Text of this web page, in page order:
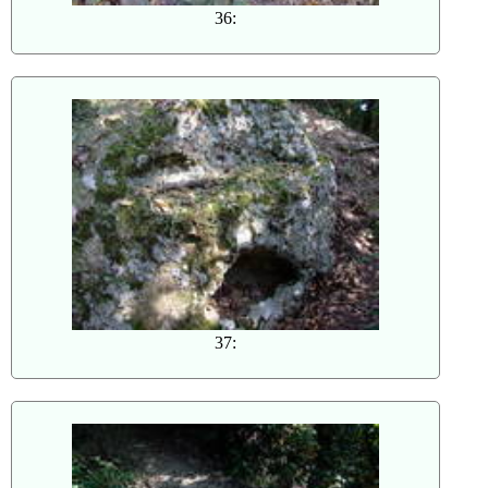
36:
37: